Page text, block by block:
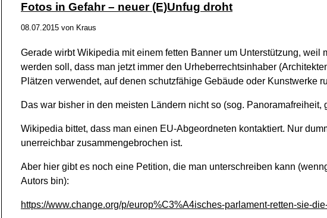
Fotos in Gefahr – neuer (E)Unfug droht
08.07.2015 von Kraus
Gerade wirbt Wikipedia mit einem fetten Banner um Unterstützung,
werden soll, dass man jetzt immer den Urheberrechtsinhaber
Plätzen verwendet, auf denen schutzfähige Gebäude oder Kunstwerke
Das war bisher in den meisten Ländern nicht so (sog. Panoramafreiheit,
Wikipedia bittet, dass man einen EU-Abgeordneten kontaktiert. Nur
unerreichbar zusammengebrochen ist.
Aber hier gibt es noch eine Petition, die man unterschreiben kann
Autors bin):
https://www.change.org/p/europ%C3%A4isches-parlament-retten-sie-